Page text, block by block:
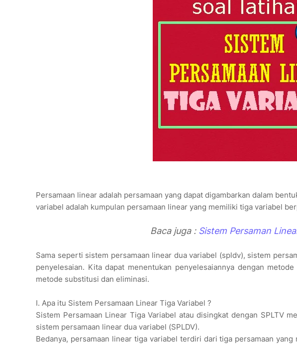
Persamaan linear adalah persamaan yang dapat digambarkan dalam
variabel adalah kumpulan persamaan linear yang memiliki tiga variabel
Baca juga : Sistem Persaman
Sama seperti sistem persamaan linear dua variabel (spldv), sistem
penyelesaian. Kita dapat menentukan penyelesaiannya dengan
metode substitusi dan eliminasi.
I. Apa itu Sistem Persamaan Linear Tiga Variabel ?
Sistem Persamaan Linear Tiga Variabel atau disingkat dengan SPLTV
sistem persamaan linear dua variabel (SPLDV).
Bedanya, persamaan linear tiga variabel terdiri dari tiga persamaan